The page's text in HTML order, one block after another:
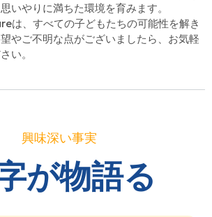
いやりに満ちた環境を育みます。
、すべての子どもたちの可能性を解き
やご不明な点がございましたら、お気軽
い。
興味深い事実
が物語る